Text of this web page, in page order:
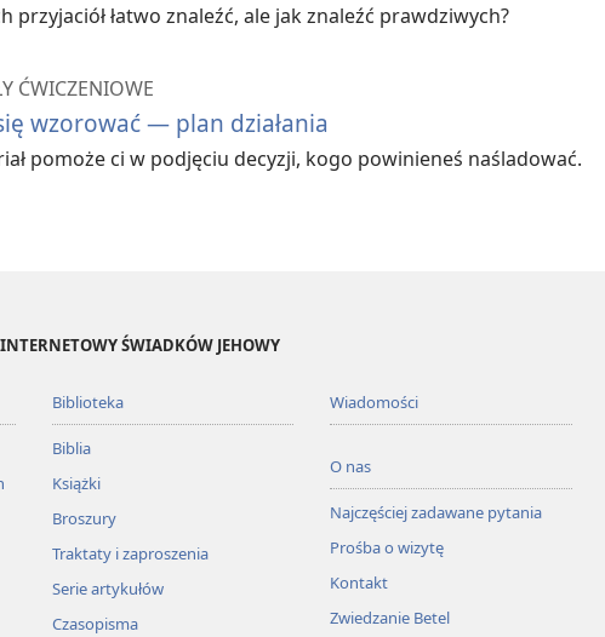
przyjaciół łatwo znaleźć, ale jak znaleźć prawdziwych?
ĆWICZENIOWE
wzorować — plan działania
pomoże ci w podjęciu decyzji, kogo powinieneś naśladować.
ŚWIADKÓW JEHOWY
Biblioteka
Biblia
Książki
Broszury
Traktaty i zaproszenia
Serie artykułów
Czasopisma
Wiadomości
O nas
Najczęściej zadawane pytania
Prośba o wizytę
Kontakt
Zwiedzanie Betel